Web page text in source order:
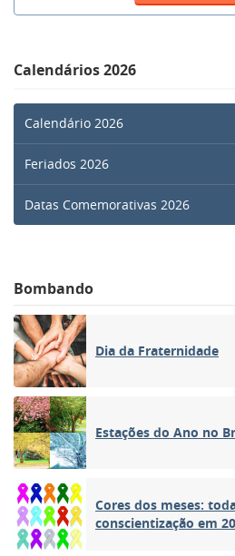
Calendários 2026
Calendário 2026
Feriados 2026
Datas Comemorativas 2026
Bombando
Dia da Fraternidade
Estações do Ano no
Cores dos meses:
conscientização em